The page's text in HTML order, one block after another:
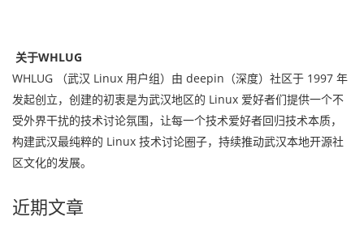
关于WHLUG
WHLUG （武汉 Linux 用户组）由 deepin（深度）社区于 1997 年
发起创立，创建的初衷是为武汉地区的 Linux 爱好者们提供一个不
受外界干扰的技术讨论氛围，让每一个技术爱好者回归技术本质，
构建武汉最纯粹的 Linux 技术讨论圈子，持续推动武汉本地开源社
区文化的发展。
近期文章